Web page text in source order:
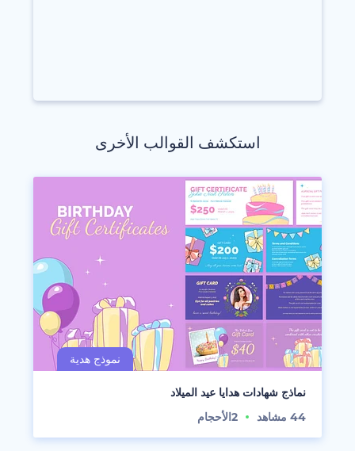
استكشف القوالب الأخرى
نماذج شهادات هدايا عيد الميلاد
44 مشاهد 2الأحجام